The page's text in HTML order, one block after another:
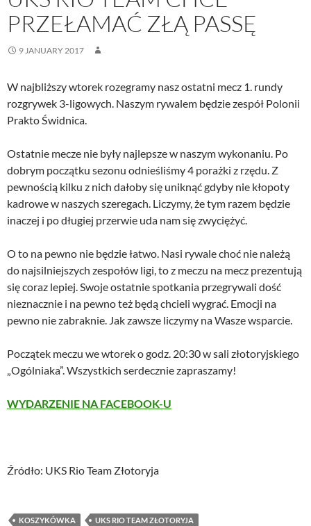
PRZEŁAMAĆ ZŁĄ PASSĘ
9 JANUARY 2017
W najbliższy wtorek rozegramy nasz ostatni mecz 1. rundy
rozgrywek 3-ligowych. Naszym rywalem będzie zespół Polonii
Prakto Świdnica.
Ostatnie mecze nie były najlepsze w naszym wykonaniu. Po
dobrym początku sezonu odnieśliśmy 4 porażki z rzędu. Z
pewnością kilku z nich dałoby się uniknąć gdyby nie kłopoty
kadrowe w naszych szeregach. Liczymy, że tym razem będzie
inaczej i po długiej przerwie uda nam się zwyciężyć.
O to na pewno nie będzie łatwo. Nasi rywale choć nie należą
do najsilniejszych zespołów ligi, to z meczu na mecz prezentują
się coraz lepiej. Swoje ostatnie spotkania przegrywali dość
nieznacznie i na pewno też będą chcieli wygrać. Emocji na
pewno nie zabraknie. Jak zawsze liczymy na Wasze wsparcie.
Początek meczu we wtorek o godz. 20:30 w sali złotoryjskiego
„Ogólniaka”. Wszystkich serdecznie zapraszamy!
WYDARZENIE NA FACEBOOK-U
Źródło: UKS Rio Team Złotoryja
KOSZYKÓWKA UKS RIO TEAM ZŁOTORYJA